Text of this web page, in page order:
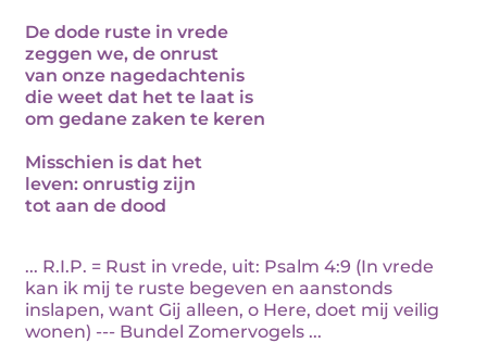
De dode ruste in vrede
zeggen we, de onrust
van onze nagedachtenis
die weet dat het te laat is
om gedane zaken te keren
Misschien is dat het
leven: onrustig zijn
tot aan de dood
... R.I.P. = Rust in vrede, uit: Psalm 4:9 (In vrede
kan ik mij te ruste begeven en aanstonds
inslapen, want Gij alleen, o Here, doet mij veilig
wonen) --- Bundel Zomervogels ...